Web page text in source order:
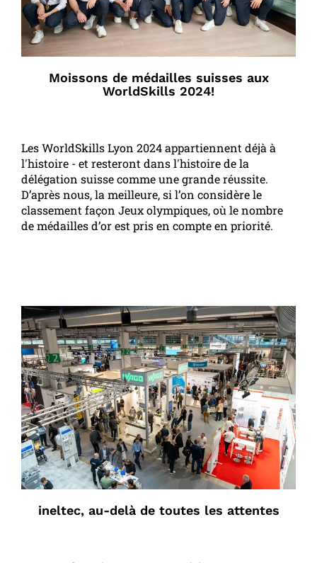
Moissons de médailles suisses aux
WorldSkills 2024!
Les WorldSkills Lyon 2024 appartiennent déjà à
l'histoire - et resteront dans l'histoire de la
délégation suisse comme une grande réussite.
D’après nous, la meilleure, si l’on considère le
classement façon Jeux olympiques, où le nombre
de médailles d’or est pris en compte en priorité.
ineltec, au-delà de toutes les attentes